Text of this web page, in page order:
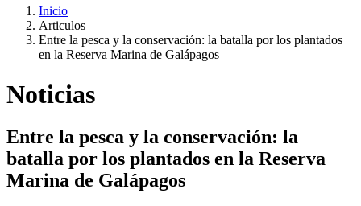
Inicio
Articulos
Entre la pesca y la conservación: la batalla por los plantados
en la Reserva Marina de Galápagos
Noticias
Entre la pesca y la conservación: la
batalla por los plantados en la Reserva
Marina de Galápagos